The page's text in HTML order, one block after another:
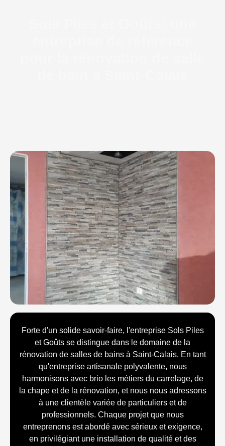
Forte d'un solide savoir-faire, l'entreprise Sols Piles
et Goûts se distingue dans le domaine de la
rénovation de salles de bains à Saint-Calais. En tant
qu'entreprise artisanale polyvalente, nous
harmonisons avec brio les métiers du carrelage, de
la chape et de la rénovation, et nous nous adressons
à une clientèle variée de particuliers et de
professionnels. Chaque projet que nous
entreprenons est abordé avec sérieux et exigence,
en privilégiant une installation de qualité et des